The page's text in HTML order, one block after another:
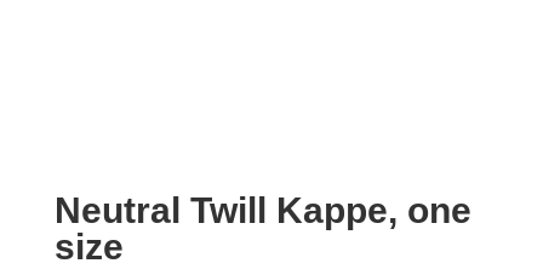
Neutral Twill Kappe, one
size